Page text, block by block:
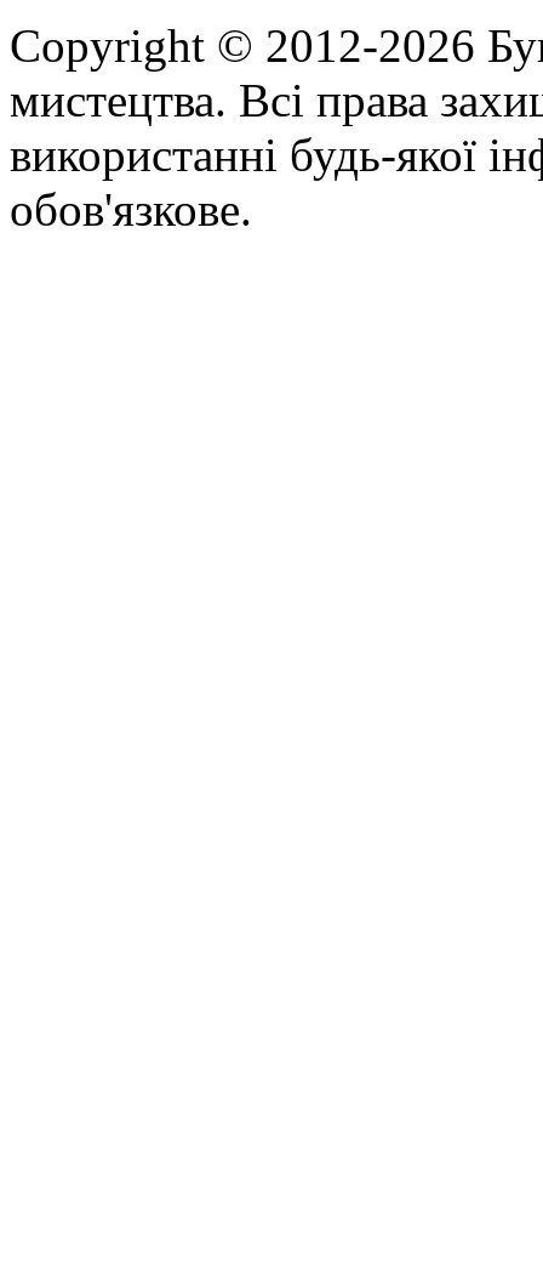
Copyright © 2012-2026
мистецтва. Всі права
використанні будь-якої
обов'язкове.